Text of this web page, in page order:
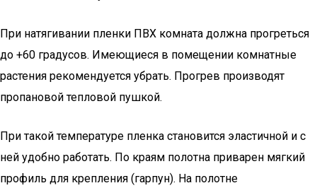
При натягивании пленки ПВХ комната должна прогреться
до +60 градусов. Имеющиеся в помещении комнатные
растения рекомендуется убрать. Прогрев производят
пропановой тепловой пушкой.
При такой температуре пленка становится эластичной и с
ней удобно работать. По краям полотна приварен мягкий
профиль для крепления (гарпун). На полотне